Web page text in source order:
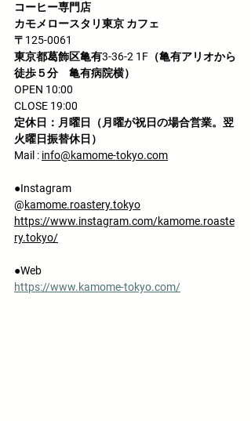
コーヒー専門店
カモメロースタリ東京 カフェ
〒125-0061
東京都葛飾区亀有3-36-2 1F（亀有アリオから
徒歩５分　亀有病院横）
OPEN 10:00
CLOSE 19:00
定休日：月曜日（月曜が祝日の場合営業。翌
火曜日振替休日）
Mail : info@kamome-tokyo.com
●Instagram
@kamome.roastery.tokyo
https://www.instagram.com/kamome.roaste
ry.tokyo/
●Web
https://www.kamome-tokyo.com/